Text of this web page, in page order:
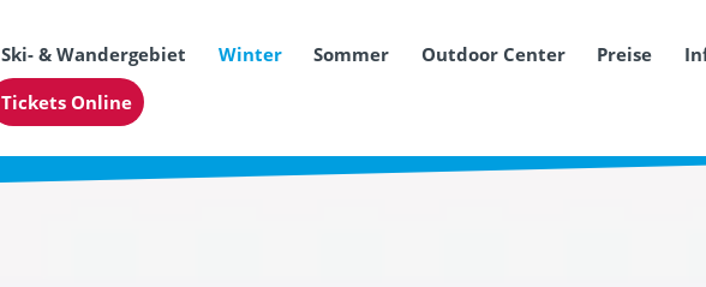
Ski- & Wandergebiet Winter Sommer Outdoor Center Preise
Tickets Online